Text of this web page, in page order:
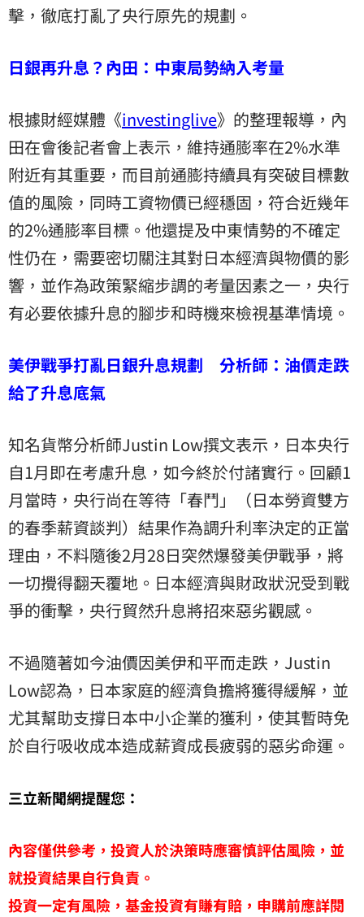
擊，徹底打亂了央行原先的規劃。
日銀再升息？內田：中東局勢納入考量
根據財經媒體《investinglive》的整理報導，內
田在會後記者會上表示，維持通膨率在2%水準
附近有其重要，而目前通膨持續具有突破目標數
值的風險，同時工資物價已經穩固，符合近幾年
的2%通膨率目標。他還提及中東情勢的不確定
性仍在，需要密切關注其對日本經濟與物價的影
響，並作為政策緊縮步調的考量因素之一，央行
有必要依據升息的腳步和時機來檢視基準情境。
美伊戰爭打亂日銀升息規劃 分析師：油價走跌
給了升息底氣
知名貨幣分析師Justin Low撰文表示，日本央行
自1月即在考慮升息，如今終於付諸實行。回顧1
月當時，央行尚在等待「春鬥」（日本勞資雙方
的春季薪資談判）結果作為調升利率決定的正當
理由，不料隨後2月28日突然爆發美伊戰爭，將
一切攪得翻天覆地。日本經濟與財政狀況受到戰
爭的衝擊，央行貿然升息將招來惡劣觀感。
不過隨著如今油價因美伊和平而走跌，Justin
Low認為，日本家庭的經濟負擔將獲得緩解，並
尤其幫助支撐日本中小企業的獲利，使其暫時免
於自行吸收成本造成薪資成長疲弱的惡劣命運。
三立新聞網提醒您：
內容僅供參考，投資人於決策時應審慎評估風險，並
就投資結果自行負責。
投資一定有風險，基金投資有賺有賠，申購前應詳閱